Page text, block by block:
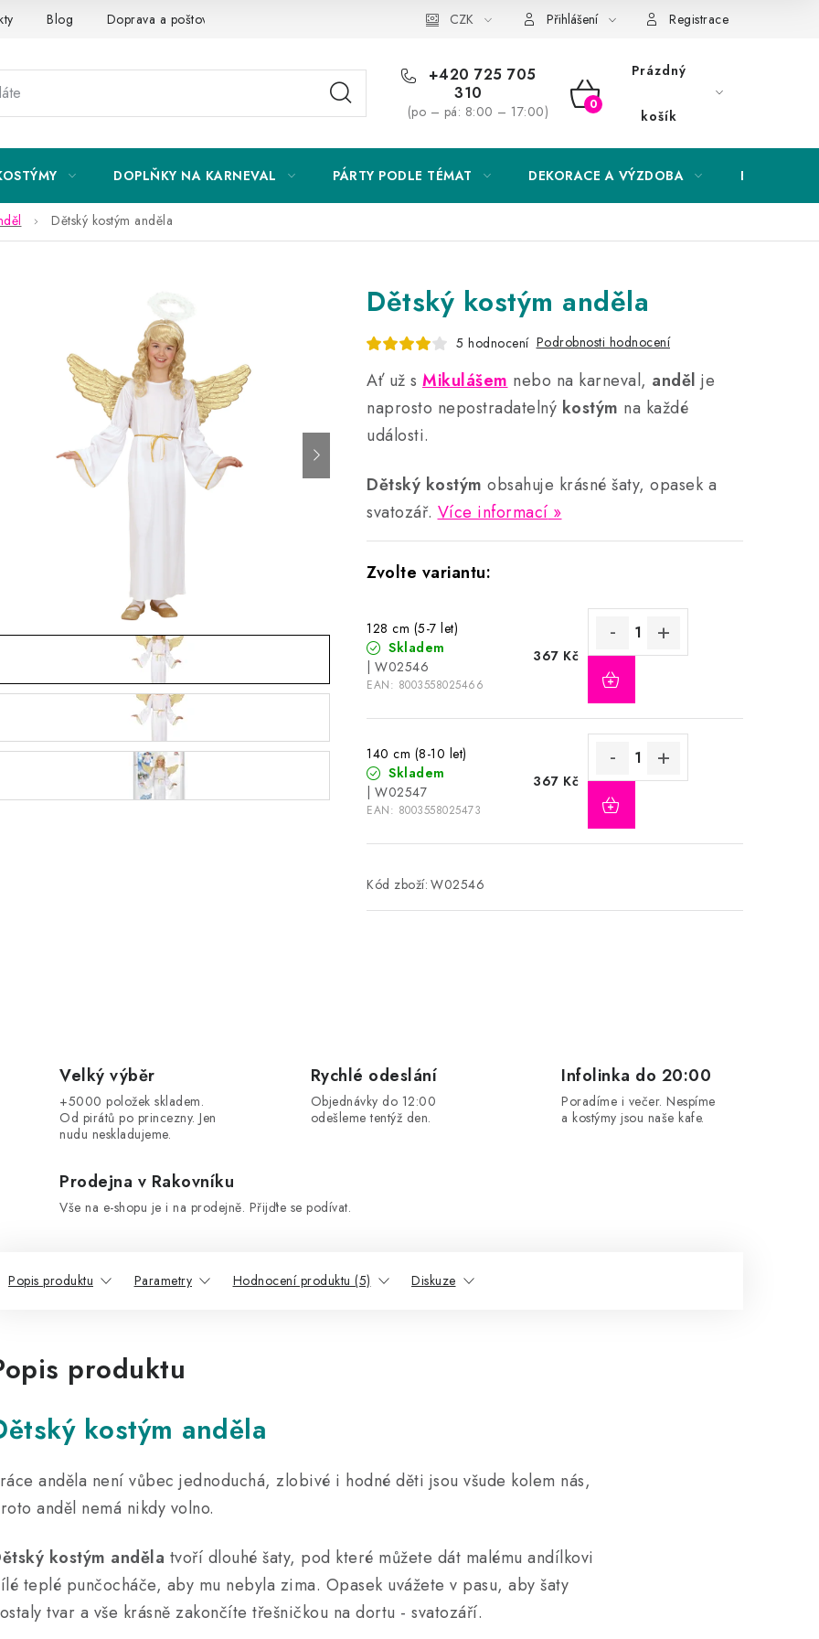
Blog Doprava a poštovné Obchodní podmínky Podmínky ochrany osobních údajů
CZK Přihlášení Registrace
+420 725 705
310
(po – pá: 8:00 – 17:00)
NÁKUPNÍ
Prázdný
košík
DOPLŇKY NA KARNEVAL PÁRTY PODLE TÉMAT DEKORACE A VÝZDOBA
Dětský kostým anděla
Dětský kostým anděla
5 hodnocení Podrobnosti hodnocení
Ať už s Mikulášem nebo na karneval, anděl je
naprosto nepostradatelný kostým na každé
události.
Dětský kostým obsahuje krásné šaty, opasek a
svatozář. Více informací
128 cm (5-7 let)
Skladem
| W02546
EAN: 8003558025466
367 Kč
140 cm (8-10 let)
Skladem
| W02547
EAN: 8003558025473
367 Kč
Kód zboží: W02546
Velký výběr
+5000 položek skladem.
Od pirátů po princezny. Jen
nudu neskladujeme.
Rychlé odeslání
Objednávky do 12:00
odešleme tentýž den.
Infolinka do 20:00
Poradíme i večer. Nespíme
a kostýmy jsou naše kafe.
Prodejna v Rakovníku
Vše na e-shopu je i na prodejně. Přijďte se podívat.
Popis produktu Parametry Hodnocení produktu (5) Diskuze
produktu
kostým anděla
anděla není vůbec jednoduchá, zlobivé i hodné děti jsou všude kolem nás,
anděl nemá nikdy volno.
kostým anděla tvoří dlouhé šaty, pod které můžete dát malému andílkovi
teplé punčocháče, aby mu nebyla zima. Opasek uvážete v pasu, aby šaty
tvar a vše krásně zakončíte třešničkou na dortu - svatozáří.